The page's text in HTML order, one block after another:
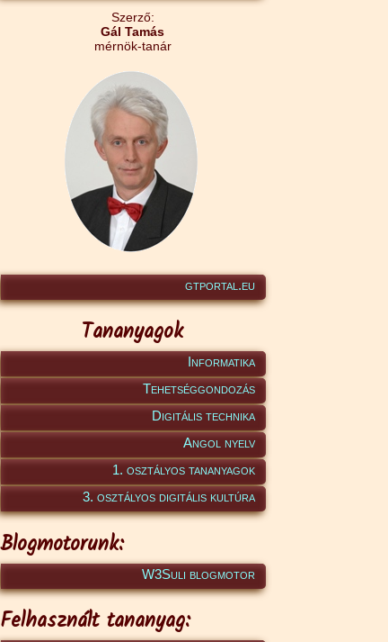
Szerző:
Gál Tamás
mérnök-tanár
gtportal.eu
Tananyagok
Informatika
Tehetséggondozás
Digitális technika
Angol nyelv
1. osztályos tananyagok
3. osztályos digitális kultúra
Blogmotorunk:
W3Suli blogmotor
Felhasznált tananyag: